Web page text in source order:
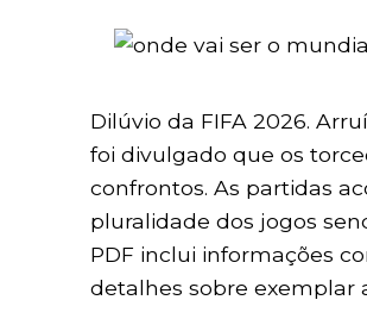
Dilúvio da FIFA 2026.
foi divulgado que os
confrontos. As partidas
pluralidade dos jogos
PDF inclui informações
detalhes sobre exemplar